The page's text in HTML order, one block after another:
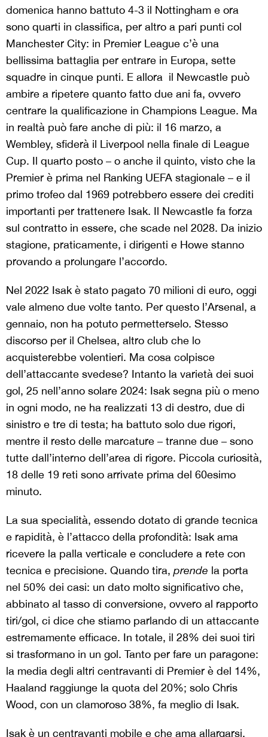
domenica hanno battuto 4-3 il Nottingham e ora
sono quarti in classifica, per altro a pari punti col
Manchester City: in Premier League c’è una
bellissima battaglia per entrare in Europa, sette
squadre in cinque punti. E allora il Newcastle può
ambire a ripetere quanto fatto due ani fa, ovvero
centrare la qualificazione in Champions League. Ma
in realtà può fare anche di più: il 16 marzo, a
Wembley, sfiderà il Liverpool nella finale di League
Cup. Il quarto posto – o anche il quinto, visto che la
Premier è prima nel Ranking UEFA stagionale – e il
primo trofeo dal 1969 potrebbero essere dei crediti
importanti per trattenere Isak. Il Newcastle fa forza
sul contratto in essere, che scade nel 2028. Da inizio
stagione, praticamente, i dirigenti e Howe stanno
provando a prolungare l’accordo.
Nel 2022 Isak è stato pagato 70 milioni di euro, oggi
vale almeno due volte tanto. Per questo l’Arsenal, a
gennaio, non ha potuto permetterselo. Stesso
discorso per il Chelsea, altro club che lo
acquisterebbe volentieri. Ma cosa colpisce
dell’attaccante svedese? Intanto la varietà dei suoi
gol, 25 nell’anno solare 2024: Isak segna più o meno
in ogni modo, ne ha realizzati 13 di destro, due di
sinistro e tre di testa; ha battuto solo due rigori,
mentre il resto delle marcature – tranne due – sono
tutte dall’interno dell’area di rigore. Piccola curiosità,
18 delle 19 reti sono arrivate prima del 60esimo
minuto.
La sua specialità, essendo dotato di grande tecnica
e rapidità, è l’attacco della profondità: Isak ama
ricevere la palla verticale e concludere a rete con
tecnica e precisione. Quando tira, prende la porta
nel 50% dei casi: un dato molto significativo che,
abbinato al tasso di conversione, ovvero al rapporto
tiri/gol, ci dice che stiamo parlando di un attaccante
estremamente efficace. In totale, il 28% dei suoi tiri
si trasformano in un gol. Tanto per fare un paragone:
la media degli altri centravanti di Premier è del 14%,
Haaland raggiunge la quota del 20%; solo Chris
Wood, con un clamoroso 38%, fa meglio di Isak.
Isak è un centravanti mobile e che ama allargarsi,